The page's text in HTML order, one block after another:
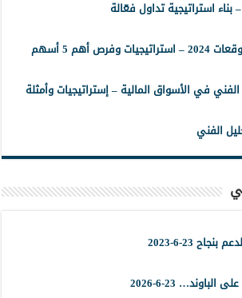
استراتيجية تداول فعّالة
أهم 5 أسهم
في الأسواق المالية – إستراتيجيات وأمثلة
23-6-2023
23-6-2026